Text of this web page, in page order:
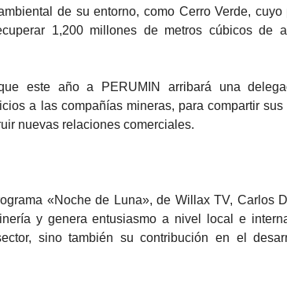
de su entorno, como Cerro Verde, cuyo
1,200 millones de metros cúbicos de
este año a PERUMIN arribará una
a las compañías mineras, para compartir
nuevas relaciones comerciales.
«Noche de Luna», de Willax TV, Carlos
y genera entusiasmo a nivel local e
sino también su contribución en el